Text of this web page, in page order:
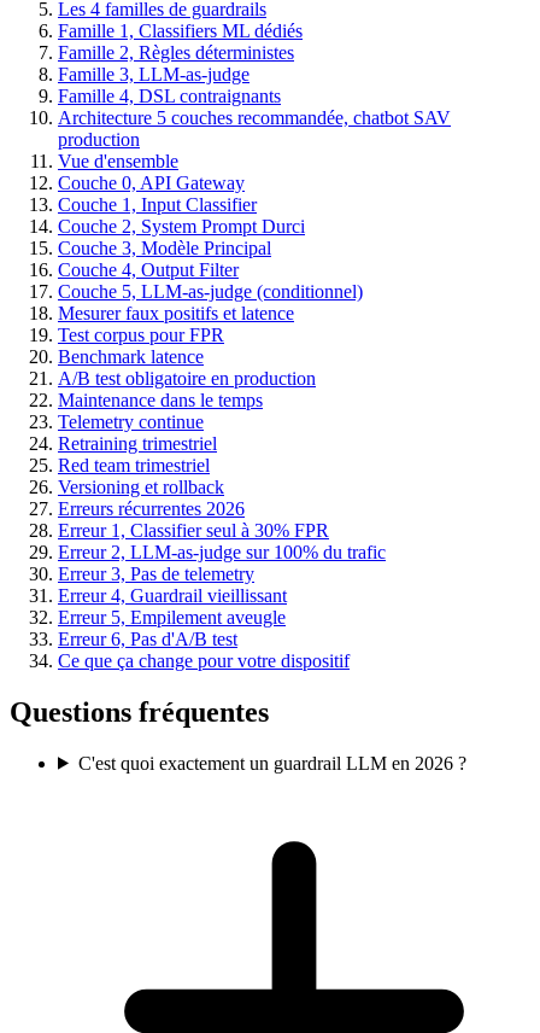
Les 4 familles de guardrails
Famille 1, Classifiers ML dédiés
Famille 2, Règles déterministes
Famille 3, LLM-as-judge
Famille 4, DSL contraignants
Architecture 5 couches recommandée, chatbot SAV
production
Vue d'ensemble
Couche 0, API Gateway
Couche 1, Input Classifier
Couche 2, System Prompt Durci
Couche 3, Modèle Principal
Couche 4, Output Filter
Couche 5, LLM-as-judge (conditionnel)
Mesurer faux positifs et latence
Test corpus pour FPR
Benchmark latence
A/B test obligatoire en production
Maintenance dans le temps
Telemetry continue
Retraining trimestriel
Red team trimestriel
Versioning et rollback
Erreurs récurrentes 2026
Erreur 1, Classifier seul à 30% FPR
Erreur 2, LLM-as-judge sur 100% du trafic
Erreur 3, Pas de telemetry
Erreur 4, Guardrail vieillissant
Erreur 5, Empilement aveugle
Erreur 6, Pas d'A/B test
Ce que ça change pour votre dispositif
Questions fréquentes
C'est quoi exactement un guardrail LLM en 2026 ?